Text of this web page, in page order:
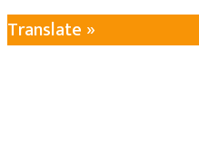
Translate »